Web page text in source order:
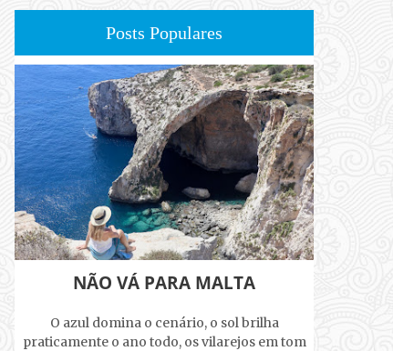
Posts Populares
NÃO VÁ PARA MALTA
O azul domina o cenário, o sol brilha
praticamente o ano todo, os vilarejos em tom